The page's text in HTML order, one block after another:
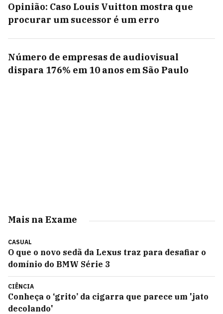
Opinião: Caso Louis Vuitton mostra que
procurar um sucessor é um erro
Número de empresas de audiovisual
dispara 176% em 10 anos em São Paulo
Mais na Exame
CASUAL
O que o novo sedã da Lexus traz para desafiar o
domínio do BMW Série 3
CIÊNCIA
Conheça o ‘grito’ da cigarra que parece um 'jato
decolando'